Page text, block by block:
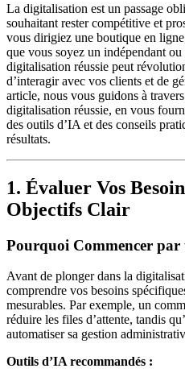
La digitalisation est un passage
souhaitant rester compétitive et
vous dirigiez une boutique en
que vous soyez un indépendant
digitalisation réussie peut
d’interagir avec vos clients et de
article, nous vous guidons à
digitalisation réussie, en vous
des outils d’IA et des conseils
résultats.
1. Évaluer Vos
Objectifs Clair
Pourquoi Commencer
Avant de plonger dans la
comprendre vos besoins
mesurables. Par exemple, un
réduire les files d’attente, tandis
automatiser sa gestion
Outils d’IA recommandés :